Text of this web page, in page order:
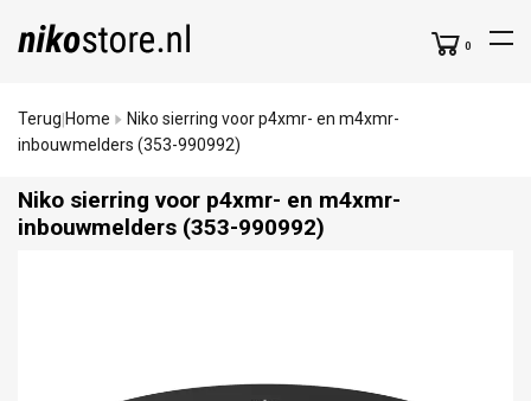
0
Terug Home
Niko sierring voor p4xmr- en m4xmr-
inbouwmelders (353-990992)
Niko sierring voor p4xmr- en m4xmr-
inbouwmelders (353-990992)